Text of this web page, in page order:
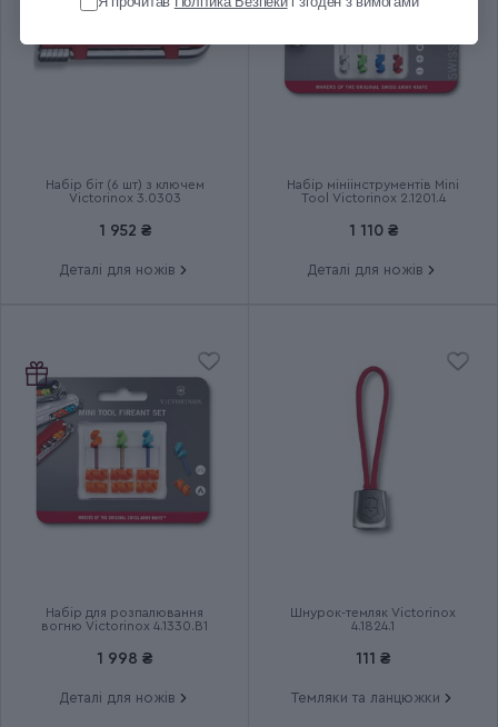
Швейцарія
Набір біт (6 шт) з ключем
Victorinox 3.0303
1 952 ₴
Деталі для ножів
Набір мініінструментів Mini
Tool Victorinox 2.1201.4
1 110 ₴
Деталі для ножів
Набір для розпалювання
вогню Victorinox 4.1330.B1
1 998 ₴
Деталі для ножів
Шнурок-темляк Victorinox
4.1824.1
111 ₴
Темляки та ланцюжки